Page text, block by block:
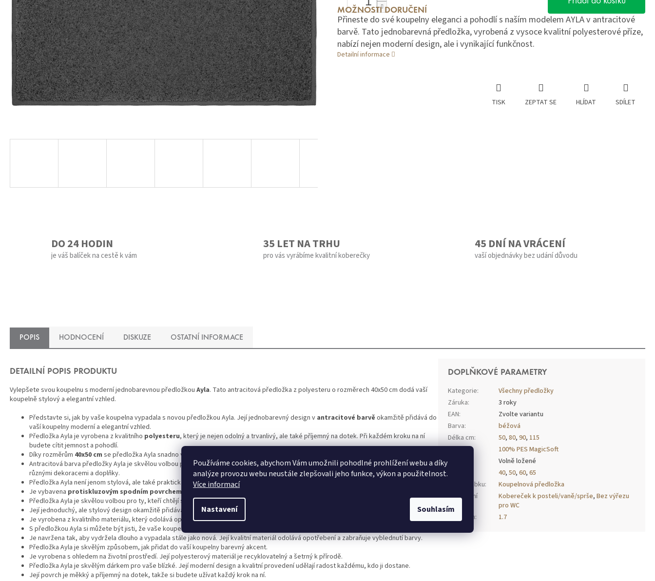
Používáme cookies, abychom Vám umožnili pohodlné prohlížení webu a díky
analýze provozu webu neustále zlepšovali jeho funkce, výkon a použitelnost.
Více informací
Nastavení Souhlasím
MOŽNOSTI DORUČENÍ
Přineste do své koupelny eleganci a pohodlí s naším modelem AYLA v antracitové
barvě. Tato jednobarevná předložka, vyrobená z vysoce kvalitní polyesterové příze,
nabízí nejen moderní design, ale i vynikající funkčnost.
Detailní informace
TISK ZEPTAT SE HLÍDAT SDÍLET
DO 24 HODIN
je váš balíček na cestě k vám
35 LET NA TRHU
pro vás vyrábíme kvalitní koberečky
45 DNÍ NA VRÁCENÍ
vaší objednávky bez udání důvodu
POPIS HODNOCENÍ DISKUZE OSTATNÍ INFORMACE
DETAILNÍ POPIS PRODUKTU
Vylepšete svou koupelnu s moderní jednobarevnou předložkou Ayla. Tato antracitová předložka z polyesteru o rozměrech 40x50 cm dodá vaší
koupelně stylový a elegantní vzhled.
Představte si, jak by vaše koupelna vypadala s novou předložkou Ayla. Její jednobarevný design v antracitové barvě okamžitě přidává do
vaší koupelny moderní a elegantní vzhled.
Předložka Ayla je vyrobena z kvalitního polyesteru, který je nejen odolný a trvanlivý, ale také příjemný na dotek. Při každém kroku na ní
budete cítit jemnost a pohodlí.
Díky rozměrům 40x50 cm se předložka Ayla snadno vejde do každé koupelny, ať už je malá nebo velká.
Antracitová barva předložky Ayla je skvělou volbou pro ty, kteří preferují moderní a minimalistický styl. Tato barva se snadno kombinuje s
různými dekoracemi a doplňky.
Předložka Ayla není jenom stylová, ale také praktická. Její povrch je odolný vůči sklivosti a snadno se udržuje čistý.
Je vybavena protiskluzovým spodním povrchem
Předložka Ayla je skvělou volbou pro ty, kteří chtějí svou koupelnu vylepšit a přidat do ní moderní a elegantní prvek.
Její jednoduchý, ale stylový design okamžitě přidává do prostoru eleganci a modernost.
Je vyrobena z kvalitního materiálu, který odolává opotřebení a zabraňuje tvorbě plísní a bakterií.
S předložkou Ayla si můžete být jisti, že vaše koupelna bude vypadat skvěle a bude přitahovat pozornost.
Je navržena tak, aby vydržela dlouho a vypadala stále jako nová. Její kvalitní materiál odolává opotřebení a zabraňuje vyblednutí barvy.
Předložka Ayla je skvělým způsobem, jak přidat do vaší koupelny barevný akcent.
Je vyrobena s ohledem na životní prostředí. Její polyesterový materiál je recyklovatelný a šetrný k přírodě.
Předložka Ayla je skvělým dárkem pro vaše blízké. Její moderní design a kvalitní provedení udělají radost každému, kdo ji dostane.
Její povrch je měkký a příjemný na dotek, takže si budete užívat každý krok na ní.
DOPLŇKOVÉ PARAMETRY
Kategorie:
Všechny předložky
Záruka:
3 roky
EAN:
Zvolte variantu
Barva:
béžová
Délka cm: 50,80,90, 115
Materiál:
100% PES MagicSoft
Volně ložené
40,50,60,65
Typ výrobku:
Koupelnová předložka
Upřesnění
tvaru
Kobereček k posteli/vaně/sprše,Bez výřezu
pro WC
Výška cm: 1.7